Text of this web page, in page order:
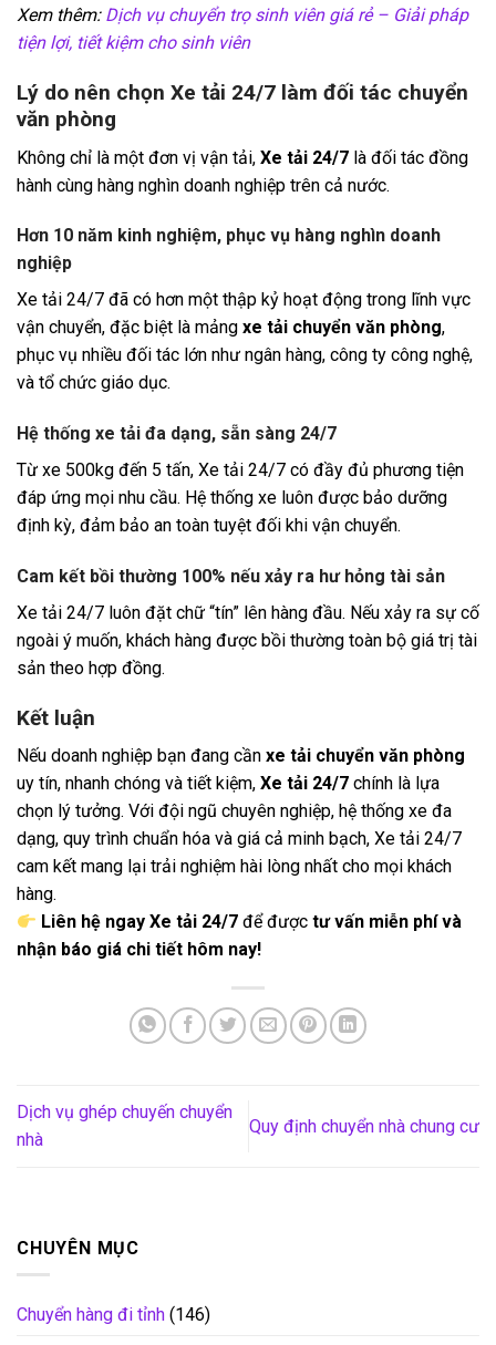
Xem thêm: Dịch vụ chuyển trọ sinh viên giá rẻ – Giải pháp
tiện lợi, tiết kiệm cho sinh viên
Lý do nên chọn Xe tải 24/7 làm đối tác chuyển
văn phòng
Không chỉ là một đơn vị vận tải, Xe tải 24/7 là đối tác đồng
hành cùng hàng nghìn doanh nghiệp trên cả nước.
Hơn 10 năm kinh nghiệm, phục vụ hàng nghìn doanh
nghiệp
Xe tải 24/7 đã có hơn một thập kỷ hoạt động trong lĩnh vực
vận chuyển, đặc biệt là mảng xe tải chuyển văn phòng,
phục vụ nhiều đối tác lớn như ngân hàng, công ty công nghệ,
và tổ chức giáo dục.
Hệ thống xe tải đa dạng, sẵn sàng 24/7
Từ xe 500kg đến 5 tấn, Xe tải 24/7 có đầy đủ phương tiện
đáp ứng mọi nhu cầu. Hệ thống xe luôn được bảo dưỡng
định kỳ, đảm bảo an toàn tuyệt đối khi vận chuyển.
Cam kết bồi thường 100% nếu xảy ra hư hỏng tài sản
Xe tải 24/7 luôn đặt chữ “tín” lên hàng đầu. Nếu xảy ra sự cố
ngoài ý muốn, khách hàng được bồi thường toàn bộ giá trị tài
sản theo hợp đồng.
Kết luận
Nếu doanh nghiệp bạn đang cần xe tải chuyển văn phòng
uy tín, nhanh chóng và tiết kiệm, Xe tải 24/7 chính là lựa
chọn lý tưởng. Với đội ngũ chuyên nghiệp, hệ thống xe đa
dạng, quy trình chuẩn hóa và giá cả minh bạch, Xe tải 24/7
cam kết mang lại trải nghiệm hài lòng nhất cho mọi khách
hàng.
Liên hệ ngay Xe tải 24/7 để đượctư vấn miễn phí và
nhận báo giá chi tiết hôm nay!
Dịch vụ ghép chuyến chuyển
nhà
Quy định chuyển nhà chung cư
CHUYÊN MỤC
Chuyển hàng đi tỉnh (146)